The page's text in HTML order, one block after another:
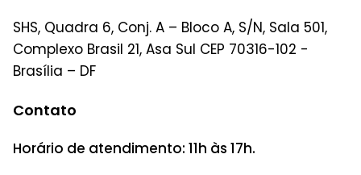
SHS, Quadra 6, Conj. A – Bloco A, S/N, Sala 501,
Complexo Brasil 21, Asa Sul CEP 70316-102 -
Brasília – DF
Contato
Horário de atendimento: 11h às 17h.